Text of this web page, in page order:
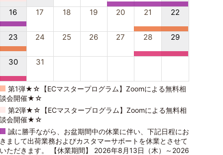
16 17 18 19 20 21 22
23 24 25 26 27 28 29
30 31
第1弾★☆【ECマスタープログラム】Zoomによる無料相
談会開催★☆
第2弾★☆【ECマスタープログラム】Zoomによる無料相
談会開催★☆
誠に勝手ながら、お盆期間中の休業に伴い、下記日程にお
きまして出荷業務およびカスタマーサポートを休業とさせて
いただきます。 【休業期間】 2026年8月13日（木）～2026